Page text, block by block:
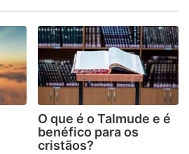
O que é o Talmude e é
benéfico para os
cristãos?